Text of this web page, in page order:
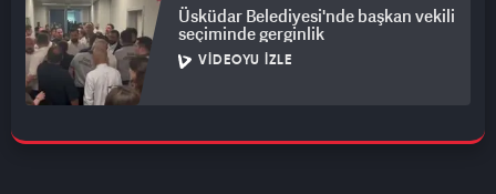
Üsküdar Belediyesi'nde başkan vekili
seçiminde gerginlik
VIDEOYU İZLE